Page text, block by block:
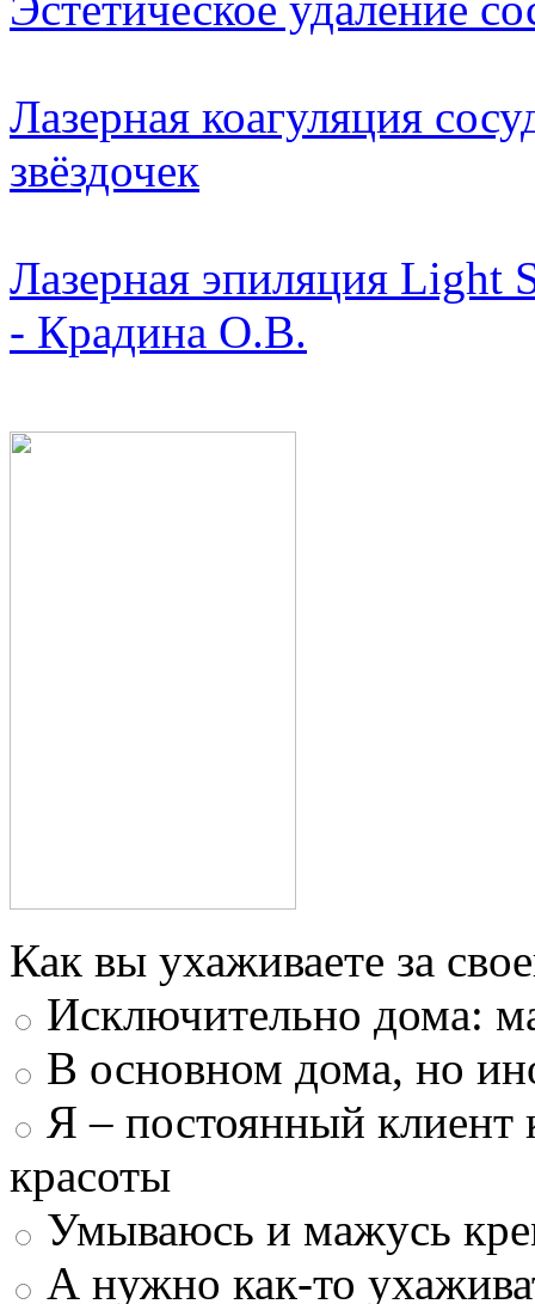
Лазерная коагуляция
звёздочек
Лазерная эпиляция Light
- Крадина О.В.
Как вы ухаживаете за
Исключительно дома:
В основном дома, но
Я – постоянный клиент
красоты
Умываюсь и мажусь
А нужно как-то